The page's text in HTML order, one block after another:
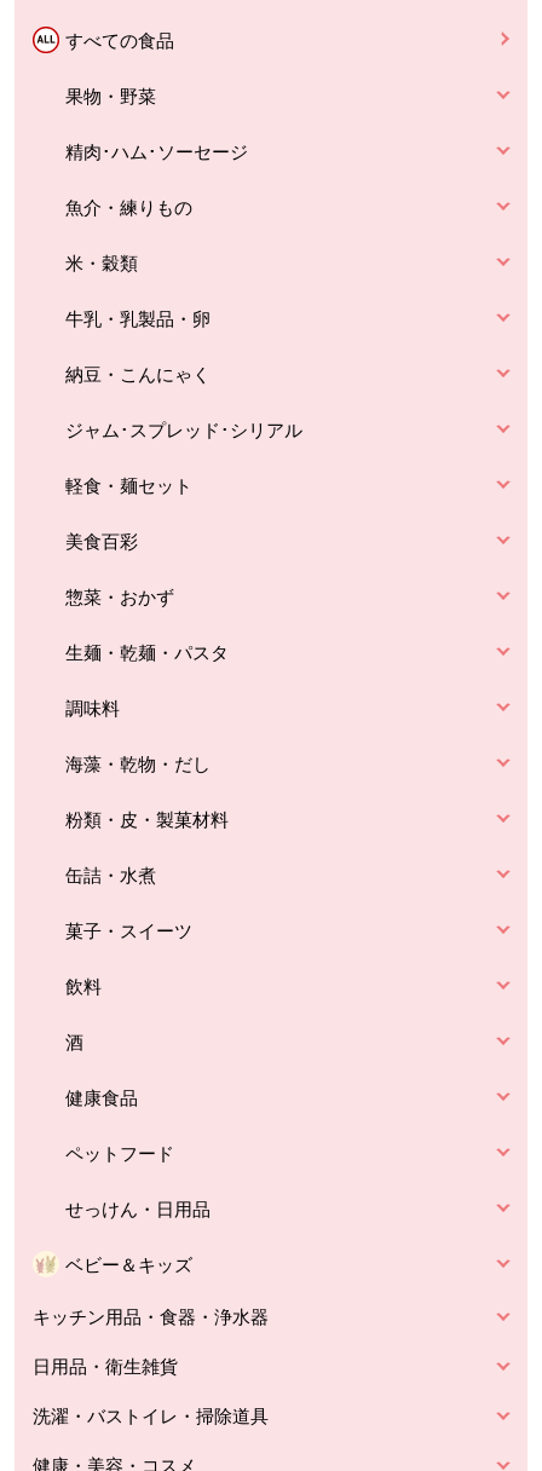
すべての食品
果物・野菜
精肉･ハム･ソーセージ
魚介・練りもの
米・穀類
牛乳・乳製品・卵
納豆・こんにゃく
ジャム･スプレッド･シリアル
軽食・麺セット
美食百彩
惣菜・おかず
生麺・乾麺・パスタ
調味料
海藻・乾物・だし
粉類・皮・製菓材料
缶詰・水煮
菓子・スイーツ
飲料
酒
健康食品
ペットフード
せっけん・日用品
ベビー＆キッズ
キッチン用品・食器・浄水器
日用品・衛生雑貨
洗濯・バストイレ・掃除道具
健康・美容・コスメ